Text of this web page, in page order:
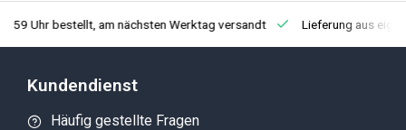
Uhr bestellt, am nächsten Werktag versandt Lieferung aus
Kundendienst
Häufig gestellte Fragen